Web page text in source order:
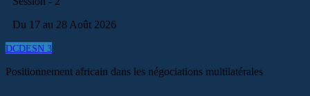
Du 17 au 28 Août 2026
DCDESN 3
Positionnement africain dans les négociations multilatérales